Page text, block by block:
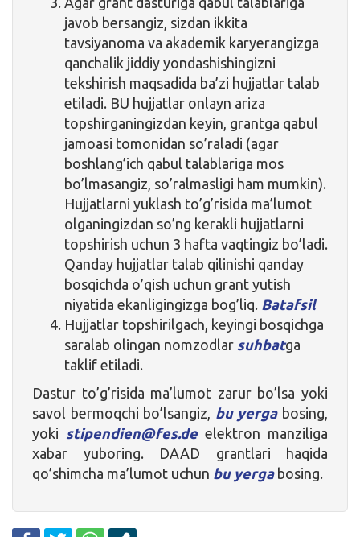
javob bersangiz, sizdan ikkita
tavsiyanoma va akademik karyerangizga
qanchalik jiddiy yondashishingizni
tekshirish maqsadida ba’zi hujjatlar talab
etiladi. BU hujjatlar onlayn ariza
topshirganingizdan keyin, grantga qabul
jamoasi tomonidan so’raladi (agar
boshlang’ich qabul talablariga mos
bo’lmasangiz, so’ralmasligi ham mumkin).
Hujjatlarni yuklash to’g’risida ma’lumot
olganingizdan so’ng kerakli hujjatlarni
topshirish uchun 3 hafta vaqtingiz bo’ladi.
Qanday hujjatlar talab qilinishi qanday
bosqichda o’qish uchun grant yutish
niyatida ekanligingizga bog’liq. Batafsil
Hujjatlar topshirilgach, keyingi bosqichga
saralab olingan nomzodlar suhbatga
taklif etiladi.
Dastur to’g’risida ma’lumot zarur bo’lsa yoki
savol bermoqchi bo’lsangiz,
bu yergabosing,
yoki stipendien@fes.deelektron manziliga
xabar yuboring. DAAD grantlari haqida
qo’shimcha ma’lumot uchun bu yergabosing.